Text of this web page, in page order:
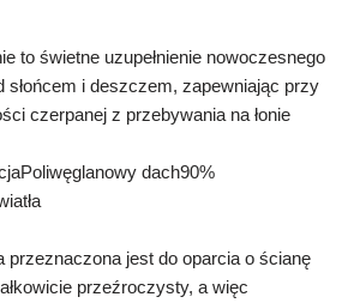
to świetne uzupełnienie nowoczesnego
słońcem i deszczem, zapewniając przy
czerpanej z przebywania na łonie
dach90%
przeznaczona jest do oparcia o ścianę
przeźroczysty, a więc